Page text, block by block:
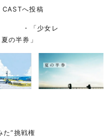
へ投稿
少女レ
券」
”挑戦権